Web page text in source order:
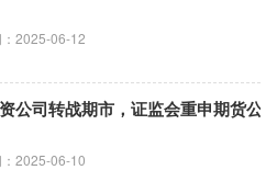
2025-06-12
公司转战期市，证监会重申期货公
2025-06-10